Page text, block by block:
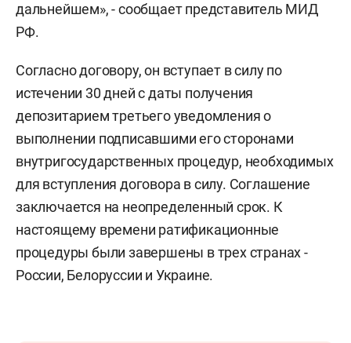
дальнейшем», - сообщает представитель МИД
РФ.
Согласно договору, он вступает в силу по
истечении 30 дней с даты получения
депозитарием третьего уведомления о
выполнении подписавшими его сторонами
внутригосударственных процедур, необходимых
для вступления договора в силу. Соглашение
заключается на неопределенный срок. К
настоящему времени ратификационные
процедуры были завершены в трех странах -
России, Белоруссии и Украине.